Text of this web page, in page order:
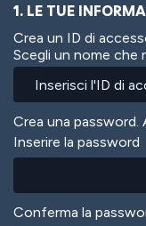
1. LE TUE
Crea un ID di
Scegli un nome che
Crea una
Inserire la password
Conferma la